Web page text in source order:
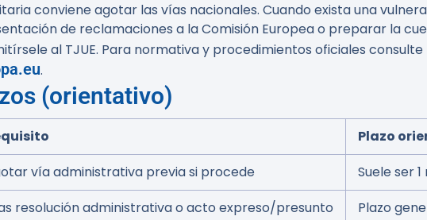
conviene agotar las vías nacionales. Cuando exista una
de reclamaciones a la Comisión Europea o preparar la
al TJUE. Para normativa y procedimientos oficiales consulte
.
(orientativo)
Plazo
vía administrativa previa si procede
Suele ser
resolución administrativa o acto expreso/presunto
Plazo